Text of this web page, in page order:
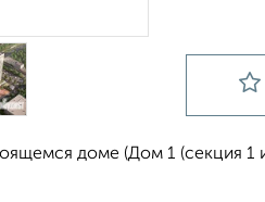
доме (Дом 1 (секция